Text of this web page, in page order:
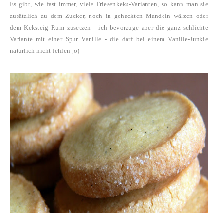
Es gibt, wie fast immer, viele Friesenkeks-Varianten, so kann man sie
zusätzlich zu dem Zucker, noch in gehackten Mandeln wälzen oder
dem Keksteig Rum zusetzen - ich bevorzuge aber die ganz schlichte
Variante mit einer Spur Vanille - die darf bei einem Vanille-Junkie
natürlich nicht fehlen ;o)